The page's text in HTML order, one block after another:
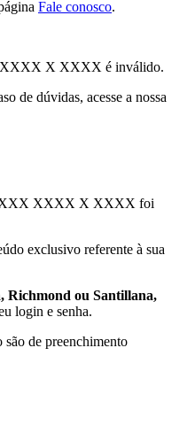
Fale conosco.
X XXXX é inválido.
de dúvidas, acesse a nossa
XXXX XXXX X XXXX foi
exclusivo referente à sua
Richmond ou Santillana,
login e senha.
são de preenchimento